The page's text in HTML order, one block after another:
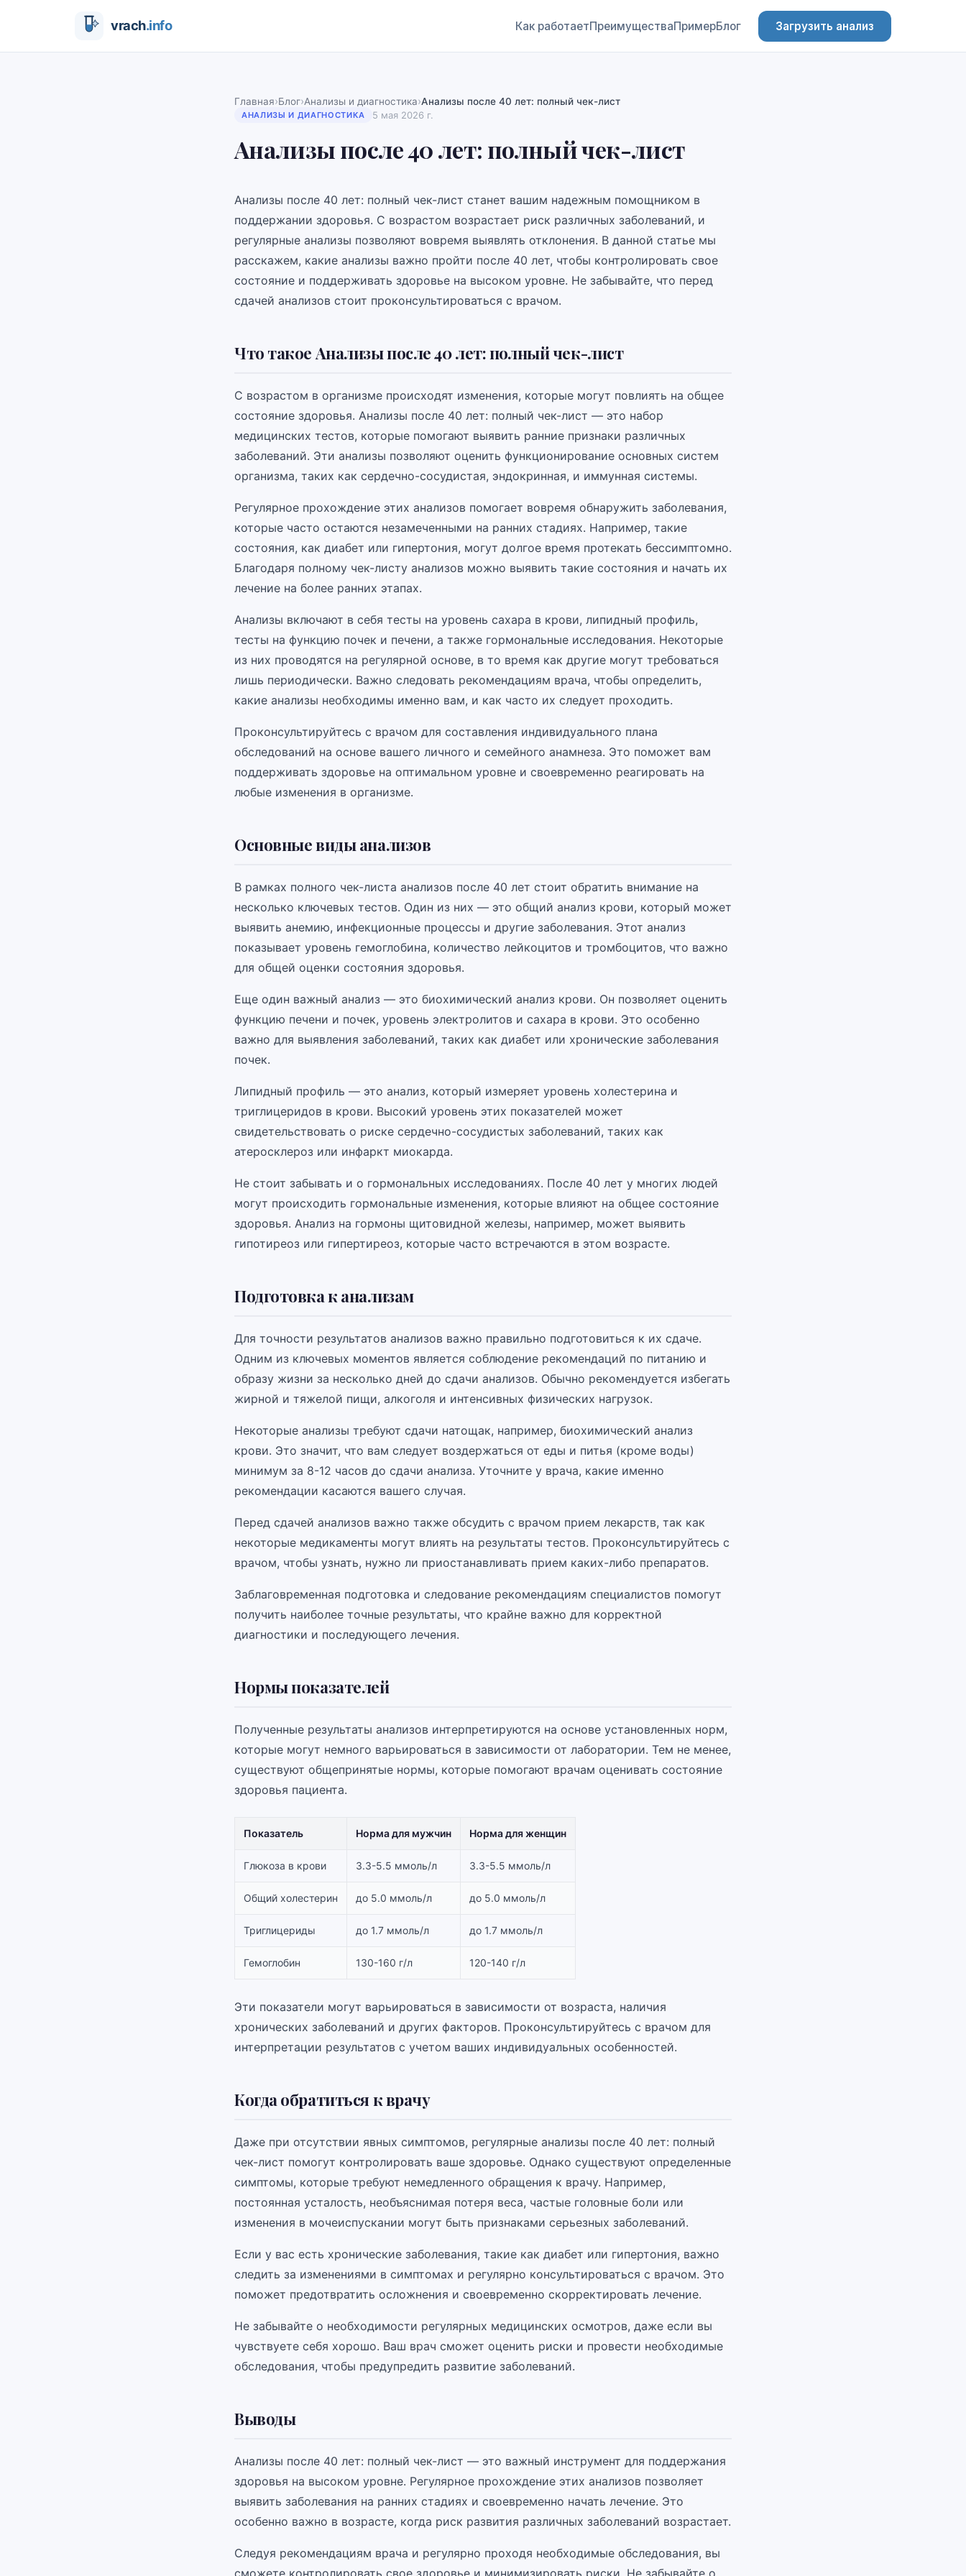
Как работаетПреимуществаПримерБлог Загрузить анализ
Главная›Блог›Анализы и диагностика›Анализы после 40 лет: полный чек-лист
АНАЛИЗЫ И ДИАГНОСТИКА 5 мая 2026 г.
Анализы после 40 лет: полный чек-лист
Анализы после 40 лет: полный чек-лист станет вашим надежным помощником в
поддержании здоровья. С возрастом возрастает риск различных заболеваний, и
регулярные анализы позволяют вовремя выявлять отклонения. В данной статье мы
расскажем, какие анализы важно пройти после 40 лет, чтобы контролировать свое
состояние и поддерживать здоровье на высоком уровне. Не забывайте, что перед
сдачей анализов стоит проконсультироваться с врачом.
Что такое Анализы после 40 лет: полный чек-лист
С возрастом в организме происходят изменения, которые могут повлиять на общее
состояние здоровья. Анализы после 40 лет: полный чек-лист — это набор
медицинских тестов, которые помогают выявить ранние признаки различных
заболеваний. Эти анализы позволяют оценить функционирование основных систем
организма, таких как сердечно-сосудистая, эндокринная, и иммунная системы.
Регулярное прохождение этих анализов помогает вовремя обнаружить заболевания,
которые часто остаются незамеченными на ранних стадиях. Например, такие
состояния, как диабет или гипертония, могут долгое время протекать бессимптомно.
Благодаря полному чек-листу анализов можно выявить такие состояния и начать их
лечение на более ранних этапах.
Анализы включают в себя тесты на уровень сахара в крови, липидный профиль,
тесты на функцию почек и печени, а также гормональные исследования. Некоторые
из них проводятся на регулярной основе, в то время как другие могут требоваться
лишь периодически. Важно следовать рекомендациям врача, чтобы определить,
какие анализы необходимы именно вам, и как часто их следует проходить.
Проконсультируйтесь с врачом для составления индивидуального плана
обследований на основе вашего личного и семейного анамнеза. Это поможет вам
поддерживать здоровье на оптимальном уровне и своевременно реагировать на
любые изменения в организме.
Основные виды анализов
В рамках полного чек-листа анализов после 40 лет стоит обратить внимание на
несколько ключевых тестов. Один из них — это общий анализ крови, который может
выявить анемию, инфекционные процессы и другие заболевания. Этот анализ
показывает уровень гемоглобина, количество лейкоцитов и тромбоцитов, что важно
для общей оценки состояния здоровья.
Еще один важный анализ — это биохимический анализ крови. Он позволяет оценить
функцию печени и почек, уровень электролитов и сахара в крови. Это особенно
важно для выявления заболеваний, таких как диабет или хронические заболевания
почек.
Липидный профиль — это анализ, который измеряет уровень холестерина и
триглицеридов в крови. Высокий уровень этих показателей может
свидетельствовать о риске сердечно-сосудистых заболеваний, таких как
атеросклероз или инфаркт миокарда.
Не стоит забывать и о гормональных исследованиях. После 40 лет у многих людей
могут происходить гормональные изменения, которые влияют на общее состояние
здоровья. Анализ на гормоны щитовидной железы, например, может выявить
гипотиреоз или гипертиреоз, которые часто встречаются в этом возрасте.
Подготовка к анализам
Для точности результатов анализов важно правильно подготовиться к их сдаче.
Одним из ключевых моментов является соблюдение рекомендаций по питанию и
образу жизни за несколько дней до сдачи анализов. Обычно рекомендуется избегать
жирной и тяжелой пищи, алкоголя и интенсивных физических нагрузок.
Некоторые анализы требуют сдачи натощак, например, биохимический анализ
крови. Это значит, что вам следует воздержаться от еды и питья (кроме воды)
минимум за 8-12 часов до сдачи анализа. Уточните у врача, какие именно
рекомендации касаются вашего случая.
Перед сдачей анализов важно также обсудить с врачом прием лекарств, так как
некоторые медикаменты могут влиять на результаты тестов. Проконсультируйтесь с
врачом, чтобы узнать, нужно ли приостанавливать прием каких-либо препаратов.
Заблаговременная подготовка и следование рекомендациям специалистов помогут
получить наиболее точные результаты, что крайне важно для корректной
диагностики и последующего лечения.
Нормы показателей
Полученные результаты анализов интерпретируются на основе установленных норм,
которые могут немного варьироваться в зависимости от лаборатории. Тем не менее,
существуют общепринятые нормы, которые помогают врачам оценивать состояние
здоровья пациента.
Показатель Норма для мужчин Норма для женщин
Глюкоза в крови 3.3-5.5 ммоль/л 3.3-5.5 ммоль/л
Общий холестерин до 5.0 ммоль/л до 5.0 ммоль/л
Триглицериды до 1.7 ммоль/л до 1.7 ммоль/л
Гемоглобин 130-160 г/л 120-140 г/л
Эти показатели могут варьироваться в зависимости от возраста, наличия
хронических заболеваний и других факторов. Проконсультируйтесь с врачом для
интерпретации результатов с учетом ваших индивидуальных особенностей.
Когда обратиться к врачу
Даже при отсутствии явных симптомов, регулярные анализы после 40 лет: полный
чек-лист помогут контролировать ваше здоровье. Однако существуют определенные
симптомы, которые требуют немедленного обращения к врачу. Например,
постоянная усталость, необъяснимая потеря веса, частые головные боли или
изменения в мочеиспускании могут быть признаками серьезных заболеваний.
Если у вас есть хронические заболевания, такие как диабет или гипертония, важно
следить за изменениями в симптомах и регулярно консультироваться с врачом. Это
поможет предотвратить осложнения и своевременно скорректировать лечение.
Не забывайте о необходимости регулярных медицинских осмотров, даже если вы
чувствуете себя хорошо. Ваш врач сможет оценить риски и провести необходимые
обследования, чтобы предупредить развитие заболеваний.
Выводы
Анализы после 40 лет: полный чек-лист — это важный инструмент для поддержания
здоровья на высоком уровне. Регулярное прохождение этих анализов позволяет
выявить заболевания на ранних стадиях и своевременно начать лечение. Это
особенно важно в возрасте, когда риск развития различных заболеваний возрастает.
Следуя рекомендациям врача и регулярно проходя необходимые обследования, вы
сможете контролировать свое здоровье и минимизировать риски. Не забывайте о